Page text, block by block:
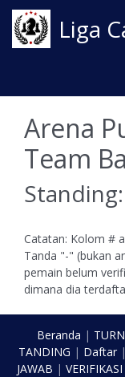
Liga
Arena
Team
Standing:
Catatan: Kolom #
Tanda "-" (bukan
pemain belum
dimana dia
Beranda |
TANDING | Daftar|
JAWAB | VERIFIKASI